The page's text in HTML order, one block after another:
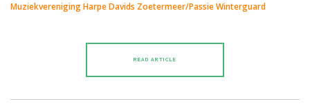
Muziekvereniging Harpe Davids Zoetermeer/Passie Winterguard
READ ARTICLE